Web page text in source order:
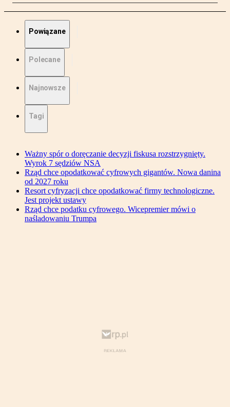
Powiązane
Polecane
Najnowsze
Tagi
Ważny spór o doręczanie decyzji fiskusa rozstrzygnięty.
Wyrok 7 sędziów NSA
Rząd chce opodatkować cyfrowych gigantów. Nowa danina
od 2027 roku
Resort cyfryzacji chce opodatkować firmy technologiczne.
Jest projekt ustawy
Rząd chce podatku cyfrowego. Wicepremier mówi o
naśladowaniu Trumpa